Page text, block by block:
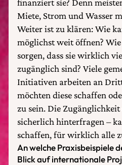
finanziert sie? Denn
Miete, Strom und Wasser
Weiter ist zu klären: Wie
möglichst weit öffnen?
sorgen, dass sie wirklich
zugänglich sind? Viele
Initiativen arbeiten an
möchten diese schaffen
zu sein. Die
sicherlich hinterfragen –
schaffen, für wirklich alle
An welche Praxisbeispiele
Blick auf internationale